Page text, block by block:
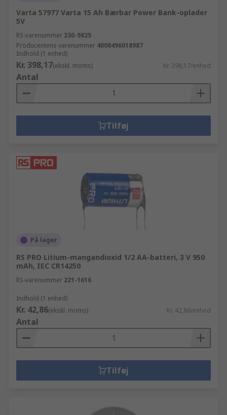
Varta 57977 Varta 15 Ah Bærbar Power Bank-oplader
5V
RS-varenummer 230-9825
Producentens varenummer 4008496018987
Indhold (1 enhed)
Kr. 398,17(ekskl. moms) Kr. 398,17/enhed
Antal
Tilføj
På lager
RS PRO Litium-mangandioxid 1/2 AA-batteri, 3 V 950
mAh, IEC CR14250
RS-varenummer 221-1616
Indhold (1 enhed)
Kr. 42,86(ekskl. moms) Kr. 42,86/enhed
Antal
Tilføj